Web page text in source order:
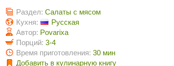
Раздел: Салаты с мясом
Кухня:
Русская
Автор: Povarixa
Порций: 3-4
Время приготовления: 30 мин
Добавить в кулинарную книгу